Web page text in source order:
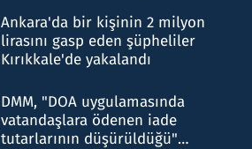
Ankara'da bir kişinin 2 milyon
lirasını gasp eden şüpheliler
Kırıkkale'de yakalandı
DMM, "DOA uygulamasında
vatandaşlara ödenen iade
tutarlarının düşürüldüğü"